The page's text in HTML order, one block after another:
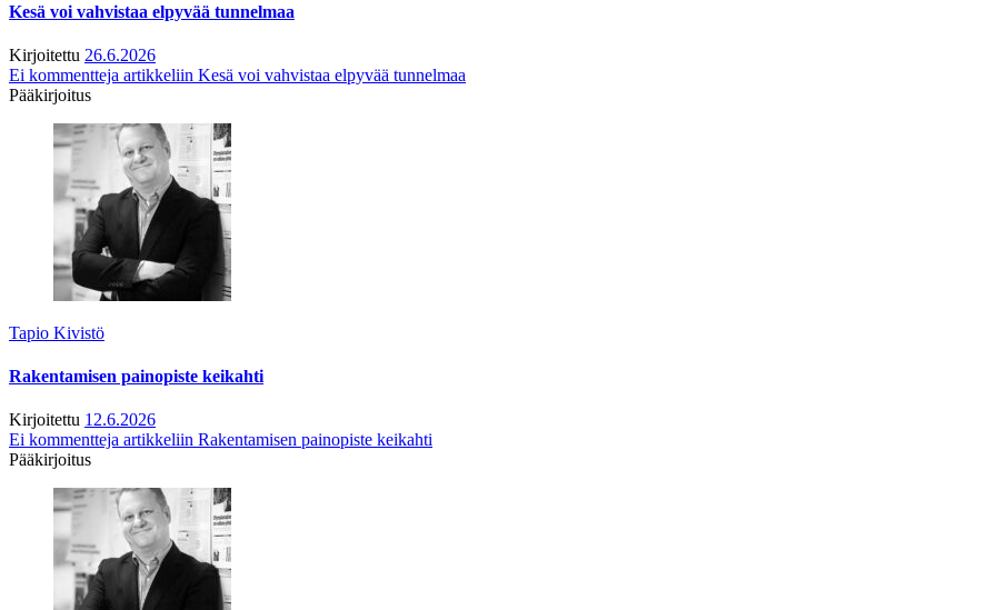
Kesä voi vahvistaa elpyvää tunnelmaa
Kirjoitettu 26.6.2026
Ei kommentteja artikkeliin Kesä voi vahvistaa elpyvää tunnelmaa
Pääkirjoitus
Tapio Kivistö
Rakentamisen painopiste keikahti
Kirjoitettu 12.6.2026
Ei kommentteja artikkeliin Rakentamisen painopiste keikahti
Pääkirjoitus